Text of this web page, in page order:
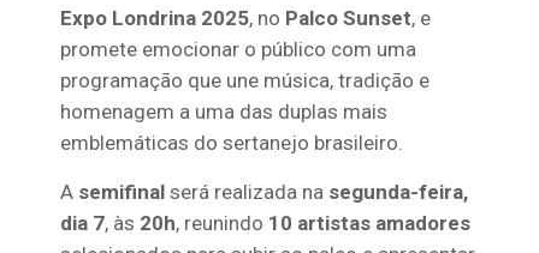
Expo Londrina 2025, no Palco Sunset, e
promete emocionar o público com uma
programação que une música, tradição e
homenagem a uma das duplas mais
emblemáticas do sertanejo brasileiro.
A semifinalserá realizada na segunda-feira,
dia 7, às 20h, reunindo 10 artistas amadores